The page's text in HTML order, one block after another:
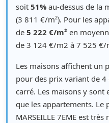
soit 51% au-dessus de la
(3 811 €/m²). Pour les
de 5 222 €/m² en
de 3 124 €/m2 à 7 525 €/
Les maisons affichent un
pour des prix variant de
carré. Les maisons y sont
que les appartements.
MARSEILLE 7EME est